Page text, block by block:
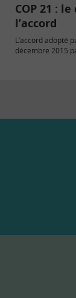
COP 21 :
l’accord
L’accord adopté
décembre 2015